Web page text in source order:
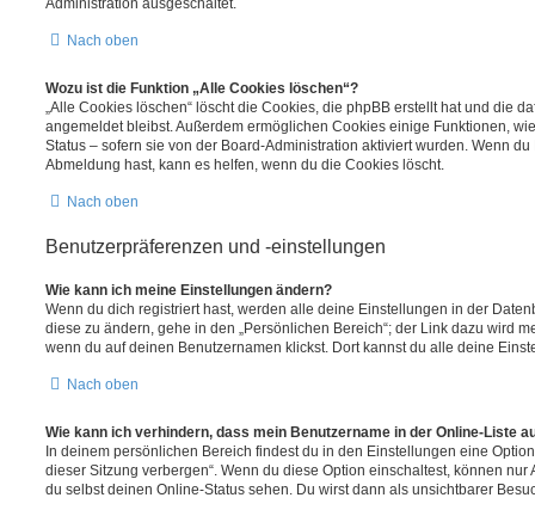
Nach oben
Wozu ist die Funktion „Alle Cookies löschen“?
„Alle Cookies löschen“ löscht die Cookies, die phpBB erstellt hat und die
angemeldet bleibst. Außerdem ermöglichen Cookies einige Funktionen,
Status – sofern sie von der Board-Administration aktiviert wurden. Wenn
Abmeldung hast, kann es helfen, wenn du die Cookies löscht.
Nach oben
Benutzerpräferenzen und -einstellungen
Wie kann ich meine Einstellungen ändern?
Wenn du dich registriert hast, werden alle deine Einstellungen in der
diese zu ändern, gehe in den „Persönlichen Bereich“; der Link dazu wird
wenn du auf deinen Benutzernamen klickst. Dort kannst du alle deine
Nach oben
Wie kann ich verhindern, dass mein Benutzername in der Online-Liste
In deinem persönlichen Bereich findest du in den Einstellungen eine
dieser Sitzung verbergen“. Wenn du diese Option einschaltest, können
du selbst deinen Online-Status sehen. Du wirst dann als unsichtbarer